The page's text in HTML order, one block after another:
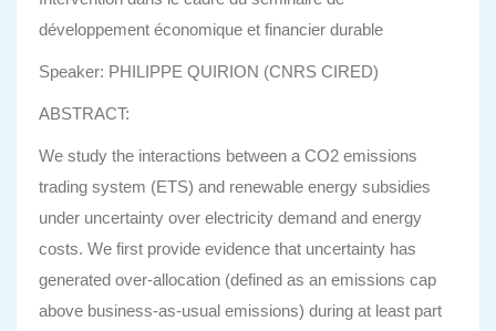
développement économique et financier durable
Speaker: PHILIPPE QUIRION (CNRS CIRED)
ABSTRACT:
We study the interactions between a CO2 emissions
trading system (ETS) and renewable energy subsidies
under uncertainty over electricity demand and energy
costs. We first provide evidence that uncertainty has
generated over-allocation (defined as an emissions cap
above business-as-usual emissions) during at least part